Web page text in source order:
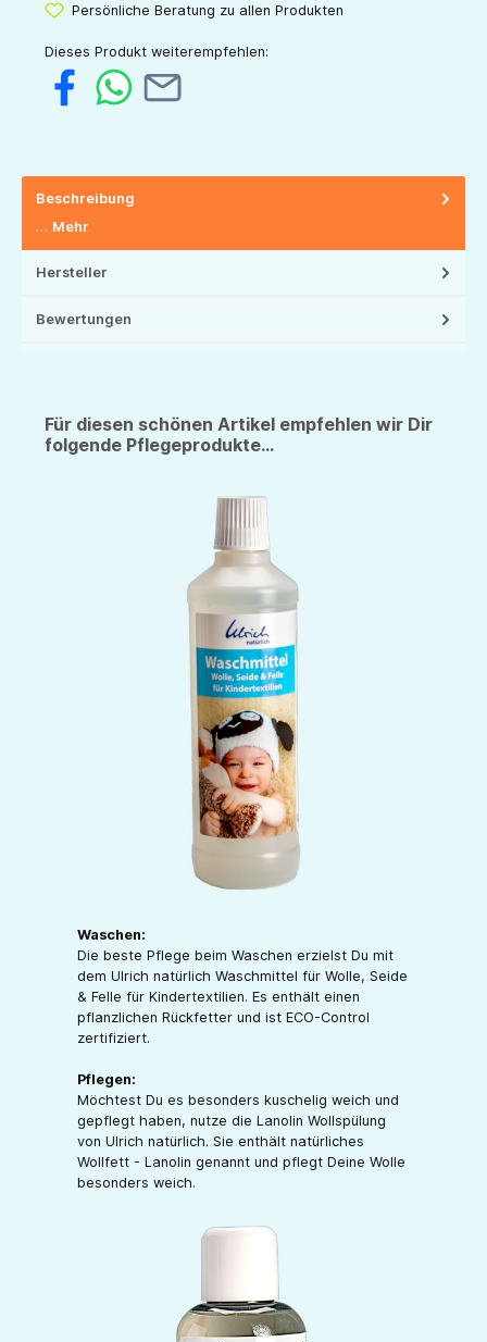
Persönliche Beratung zu allen Produkten
Dieses Produkt weiterempfehlen:
Beschreibung
… Mehr
Hersteller
Bewertungen
Für diesen schönen Artikel empfehlen wir Dir
folgende Pflegeprodukte...
Waschen:
Die beste Pflege beim Waschen erzielst Du mit
dem Ulrich natürlich Waschmittel für Wolle, Seide
& Felle für Kindertextilien. Es enthält einen
pflanzlichen Rückfetter und ist ECO-Control
zertifiziert.
Pflegen:
Möchtest Du es besonders kuschelig weich und
gepflegt haben, nutze die Lanolin Wollspülung
von Ulrich natürlich. Sie enthält natürliches
Wollfett - Lanolin genannt und pflegt Deine Wolle
besonders weich.